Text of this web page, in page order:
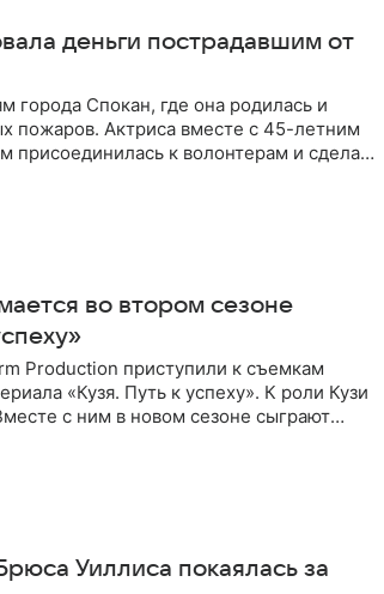
деньги пострадавшим от
города Спокан, где она родилась и
пожаров. Актриса вместе с 45-летним
к волонтерам и сделала
во втором сезоне
Production приступили к съемкам
«Кузя. Путь к успеху». К роли Кузи
с ним в новом сезоне сыграют
Уиллиса покаялась за